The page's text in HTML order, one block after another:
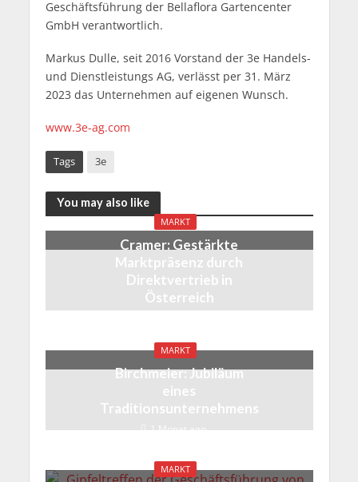
Geschäftsführung der Bellaflora Gartencenter
GmbH verantwortlich.
Markus Dulle, seit 2016 Vorstand der 3e Handels-
und Dienstleistungs AG, verlässt per 31. März
2023 das Unternehmen auf eigenen Wunsch.
www.3e-ag.com
Tags 3e
You may also like
MARKT
Cramer: Gestärkte
Marktpräsenz durch
Direktvertrieb in
Österreich
MARKT
Birchmeier: Jubiläum
eines
Traditionsunternehmens
1 Monat ago
MARKT